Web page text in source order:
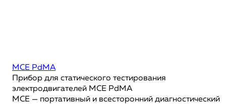
MCE PdMA
Прибор для статического тестирования
электродвигателей MCE PdMA
MCE — портативный и всесторонний диагностический